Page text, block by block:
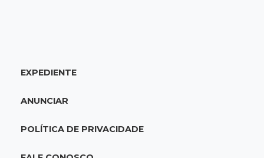
14:47"Acrodermo"
pesquisa da UFMS premiada no Paìs
14:38Liberadas
Justiça suspende punições do MEC a cursos de
EXPEDIENTE
ANUNCIAR
POLÍTICA DE PRIVACIDADE